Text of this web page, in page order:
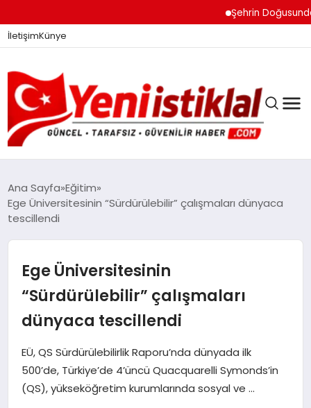
Şehrin Doğusundan
İletişimKünye
GÜNDEM
DÜNYA
EĞITIM
EKONOMI
Ana Sayfa Eğitim
Ege Üniversitesinin “Sürdürülebilir” çalışmaları dünyaca
tescillendi
Ege Üniversitesinin
“Sürdürülebilir” çalışmaları
dünyaca tescillendi
EÜ, QS Sürdürülebilirlik Raporu’nda dünyada ilk
500’de, Türkiye’de 4’üncü Quacquarelli Symonds’in
(QS), yükseköğretim kurumlarında sosyal ve …